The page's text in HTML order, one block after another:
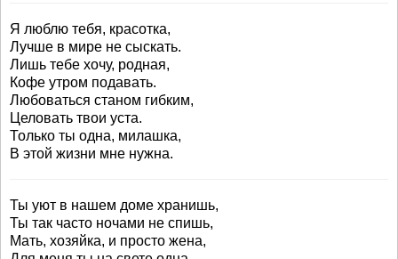
Я люблю тебя, красотка,
Лучше в мире не сыскать.
Лишь тебе хочу, родная,
Кофе утром подавать.
Любоваться станом гибким,
Целовать твои уста.
Только ты одна, милашка,
В этой жизни мне нужна.
Ты уют в нашем доме хранишь,
Ты так часто ночами не спишь,
Мать, хозяйка, и просто жена,